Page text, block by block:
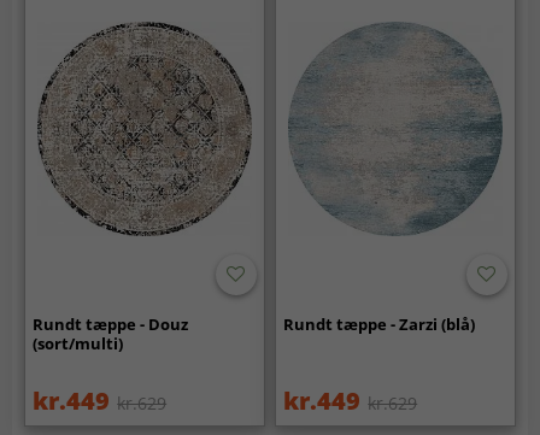
Rundt tæppe - Douz
(sort/multi)
kr.449 kr.629
Rundt tæppe - Zarzi (blå)
kr.449 kr.629